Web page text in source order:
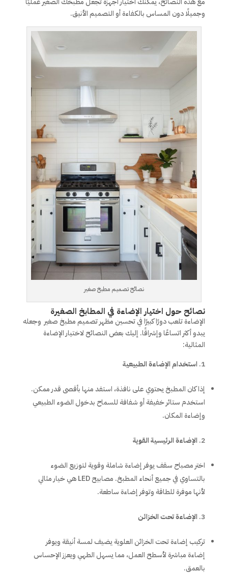
وجميلًا دون المساس بالكفاءة أو التصميم الأنيق.
نصائح تصميم مطبخ صغير
نصائح حول اختيار الإضاءة في المطابخ الصغيرة
الإضاءة تلعب دورًا كبيرًا في تحسين مظهر تصميم مطبخ صغير وجعله
يبدو أكثر اتساعًا وإشراقًا. إليك بعض النصائح لاختيار الإضاءة
المثالية:
استخدام الإضاءة الطبيعية
إذا كان المطبخ يحتوي على نافذة، استفد منها بأقصى قدر ممكن.
استخدم ستائر خفيفة أو شفافة للسماح بدخول الضوء الطبيعي
وإضاءة المكان.
الإضاءة الرئيسية القوية
اختر مصباح سقف يوفر إضاءة شاملة وقوية لتوزيع الضوء
بالتساوي في جميع أنحاء المطبخ. مصابيح LED هي خيار مثالي
لأنها موفرة للطاقة وتوفر إضاءة ساطعة.
الإضاءة تحت الخزائن
تركيب إضاءة تحت الخزائن العلوية يضيف لمسة أنيقة ويوفر
إضاءة مباشرة لأسطح العمل، مما يسهل الطهي ويعزز الإحساس
بالعمق.